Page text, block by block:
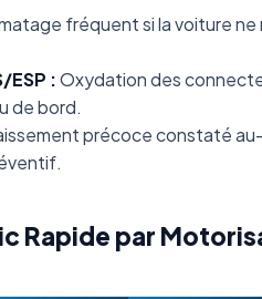
fréquent si la voiture
:Oxydation des
de bord.
précoce constaté
Rapide par